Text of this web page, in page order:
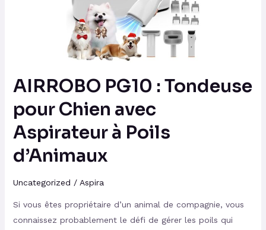
AIRROBO PG10 : Tondeuse
pour Chien avec
Aspirateur à Poils
d’Animaux
Uncategorized / Aspira
Si vous êtes propriétaire d’un animal de compagnie, vous
connaissez probablement le défi de gérer les poils qui
d’Animaux